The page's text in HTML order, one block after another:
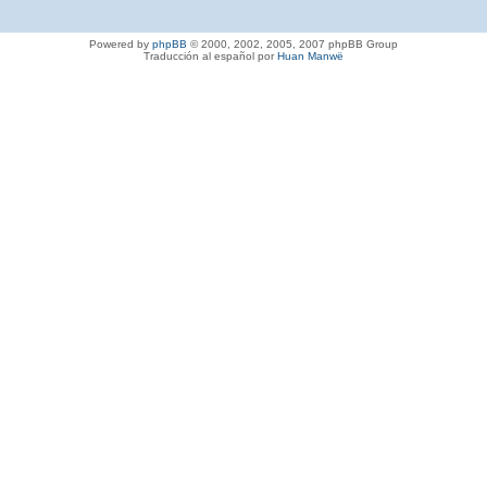
Powered by phpBB © 2000, 2002, 2005, 2007 phpBB Group
Traducción al español porHuan Manwë